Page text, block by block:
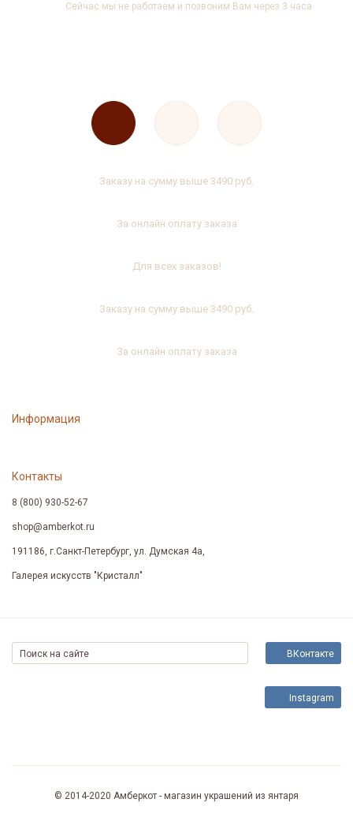
Сейчас мы не работаем и позвоним Вам через 3 часа
Заказу на сумму выше 3490 руб.
За онлайн оплату заказа
Для всех заказов!
Заказу на сумму выше 3490 руб.
За онлайн оплату заказа
Информация
Контакты
8 (800) 930-52-67
shop@amberkot.ru
191186, г.Санкт-Петербург, ул. Думская 4а,
Галерея искусств "Кристалл"
ВКонтакте
Instagram
© 2014-2020 Амберкот - магазин украшений из янтаря